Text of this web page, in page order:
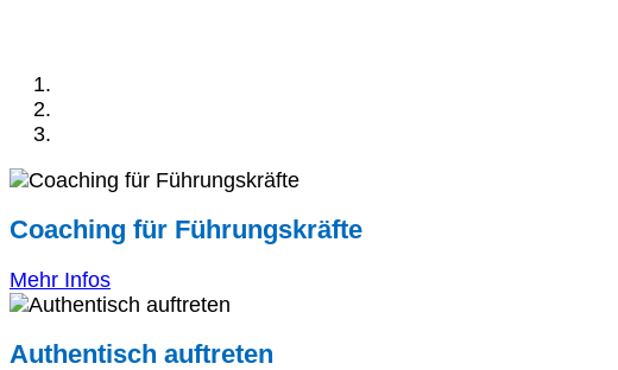
Coaching für Führungskräfte
Mehr Infos
Authentisch auftreten